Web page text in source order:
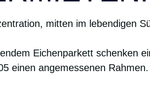
mitten im lebendigen
Eichenparkett schenken
einen angemessenen Rahmen.